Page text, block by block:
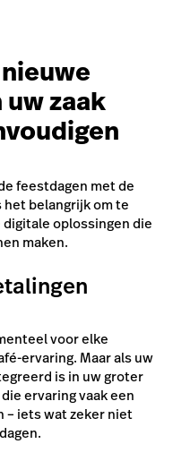
zaak
feestdagen met de
belangrijk om te
oplossingen die
maken.
voor elke
ervaring. Maar als uw
is in uw groter
ervaring vaak een
– iets wat zeker niet